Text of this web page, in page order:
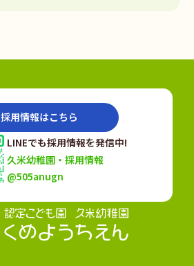
採用情報はこちら
LINEでも採用情報を発信中!
久米幼稚園・採用情報
@505anugn